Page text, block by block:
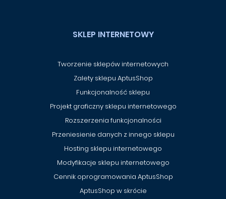
SKLEP INTERNETOWY
Tworzenie sklepów internetowych
Zalety sklepu AptusShop
Funkcjonalność sklepu
Projekt graficzny sklepu internetowego
Rozszerzenia funkcjonalności
Przeniesienie danych z innego sklepu
Hosting sklepu internetowego
Modyfikacje sklepu internetowego
Cennik oprogramowania AptusShop
AptusShop w skrócie